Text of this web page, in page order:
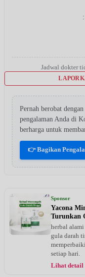
Jadwal dokter
Pernah berobat dengan
pengalaman Anda di
berharga untuk
👉 Bagikan
Sponsor
Yacona
Turunkan
herbal
gula darah
setiap hari.
Lihat